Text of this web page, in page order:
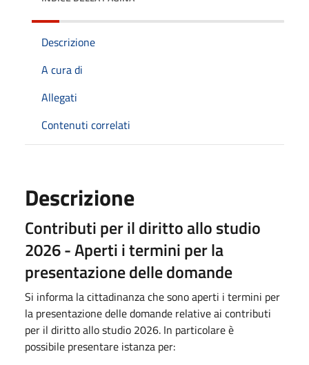
Descrizione
A cura di
Allegati
Contenuti correlati
Descrizione
Contributi per il diritto allo studio
2026 - Aperti i termini per la
presentazione delle domande
Si informa la cittadinanza che sono aperti i termini per
la presentazione delle domande relative ai contributi
per il diritto allo studio 2026. In particolare è
possibile presentare istanza per: